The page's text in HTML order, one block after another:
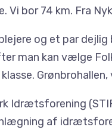
Vi bor 74 km. Fra
og et par dejlig
man kan vælge
Idrætsforening
af